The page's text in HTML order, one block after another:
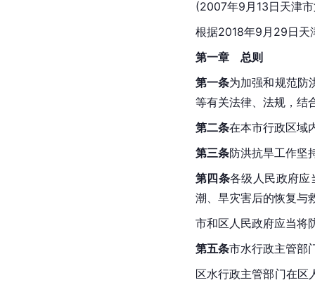
(2007年9月13日天津
根据2018年9月29日天
第一章　总则
第一条为加强和规范防
等有关法律、法规，结
第二条在本市行政区域
第三条防洪抗旱工作坚
第四条各级人民政府应
潮、旱灾害后的恢复与
市和区人民政府应当将
第五条市水行政主管部
区水行政主管部门在区